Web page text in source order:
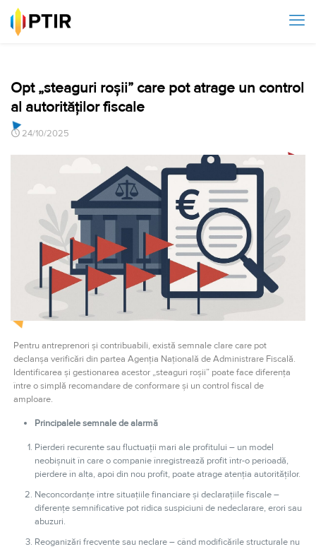
Opt „steaguri roșii” care pot atrage un control
al autorităților fiscale
24/10/2025
Pentru antreprenori și contribuabili, există semnale clare care pot
declanșa verificări din partea Agenția Națională de Administrare Fiscală.
Identificarea și gestionarea acestor „steaguri roșii” poate face diferența
între o simplă recomandare de conformare și un control fiscal de
amploare.
Principalele semnale de alarmă
Pierderi recurente sau fluctuații mari ale profitului – un model
neobișnuit în care o companie înregistrează profit într-o perioadă,
pierdere în alta, apoi din nou profit, poate atrage atenția autorităților.
Neconcordanțe între situațiile financiare și declarațiile fiscale –
diferențe semnificative pot ridica suspiciuni de nedeclarare, erori sau
abuzuri.
Reoganizări frecvente sau neclare – când modificările structurale nu